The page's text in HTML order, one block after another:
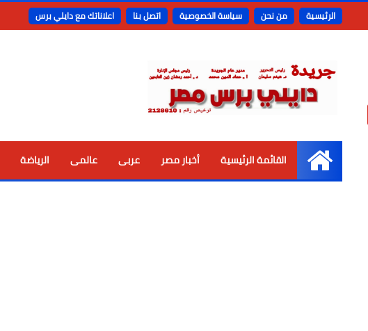
الرئيسية من نحن سياسة الخصوصية اتصل بنا اعلاناتك مع دايلي برس
الرئيسية
القائمة الرئيسية أخبار مصر عربى عالمى الرياضة